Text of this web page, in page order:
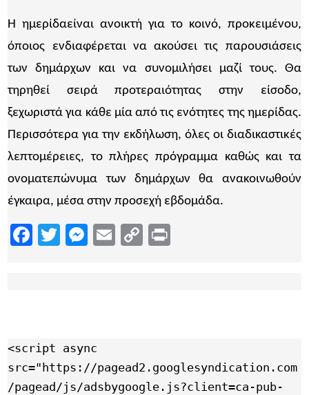
Η ημερίδαείναι ανοικτή για το κοινό, προκειμένου,
όποιος ενδιαφέρεται να ακούσει τις παρουσιάσεις
των δημάρχων και να συνομιλήσει μαζί τους. Θα
τηρηθεί σειρά προτεραιότητας στην είσοδο,
ξεχωριστά για κάθε μία από τις ενότητες της ημερίδας.
Περισσότερα για την εκδήλωση, όλες οι διαδικαστικές
λεπτομέρειες, το πλήρες πρόγραμμα καθώς και τα
ονοματεπώνυμα των δημάρχων θα ανακοινωθούν
έγκαιρα, μέσα στην προσεχή εβδομάδα.
Facebook
TwitterMessenger
EmailCopy
<script async
src="https://pagead2.googlesyndication.com
/pagead/js/adsbygoogle.js?client=ca-pub-